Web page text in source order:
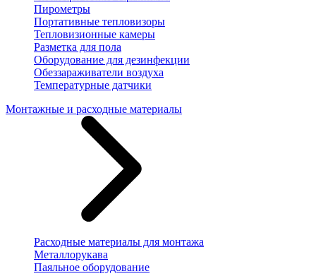
Пирометры
Портативные тепловизоры
Тепловизионные камеры
Разметка для пола
Оборудование для дезинфекции
Обеззараживатели воздуха
Температурные датчики
Монтажные и расходные материалы
Расходные материалы для монтажа
Металлорукава
Паяльное оборудование